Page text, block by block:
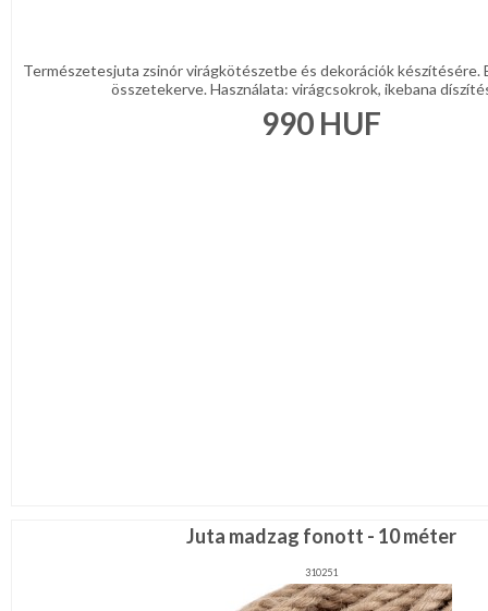
Természetesjuta zsinór virágkötészetbe és dekorációk készítésére.
összetekerve. Használata: virágcsokrok, ikebana
990HUF
Juta madzag fonott - 10 méter
310251